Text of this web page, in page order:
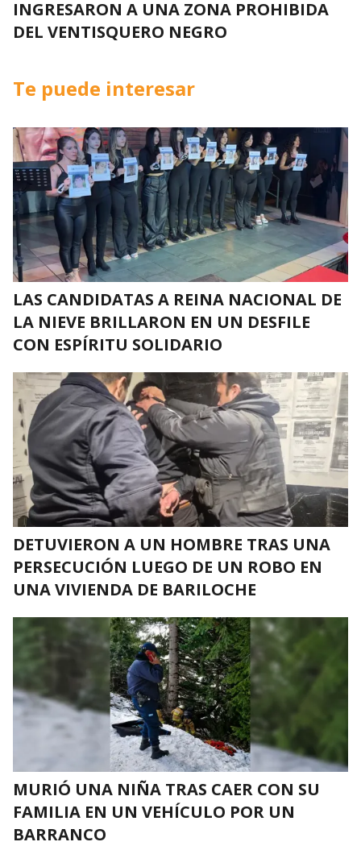
INGRESARON A UNA ZONA PROHIBIDA
DEL VENTISQUERO NEGRO
Te puede interesar
LAS CANDIDATAS A REINA NACIONAL DE
LA NIEVE BRILLARON EN UN DESFILE
CON ESPÍRITU SOLIDARIO
DETUVIERON A UN HOMBRE TRAS UNA
PERSECUCIÓN LUEGO DE UN ROBO EN
UNA VIVIENDA DE BARILOCHE
MURIÓ UNA NIÑA TRAS CAER CON SU
FAMILIA EN UN VEHÍCULO POR UN
BARRANCO